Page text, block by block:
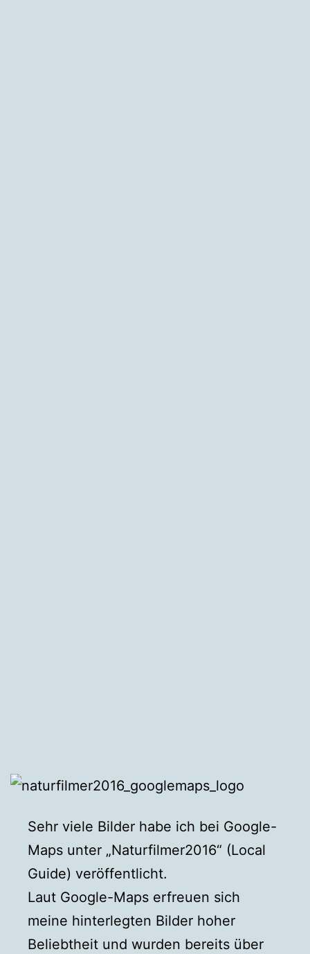
Sehr viele Bilder habe ich bei Google-
Maps unter „Naturfilmer2016“ (Local
Guide) veröffentlicht.
Laut Google-Maps erfreuen sich
meine hinterlegten Bilder hoher
Beliebtheit und wurden bereits über